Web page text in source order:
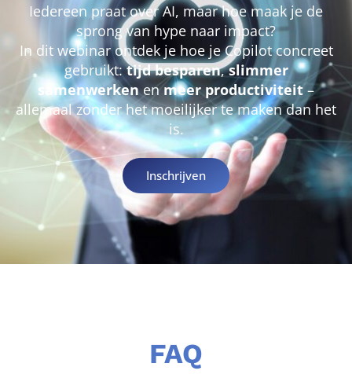
Iedereen praat over AI, maar hoe maak je de
sprong van hype naar impact?
In dit webinar ontdek je hoe je Copilot concreet
gebruikt:tijd besparen,slimmer
samenwerkenenmeer productiviteit–
allemaal zonder het moeilijker te maken dan het
is.
Inschrijven
FAQ